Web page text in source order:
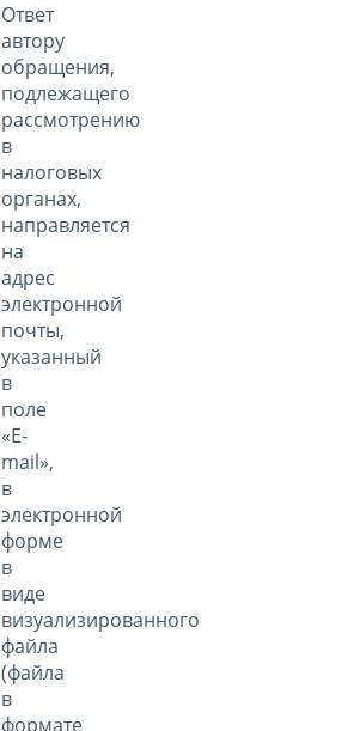
Ответ
автору
обращения,
подлежащего
рассмотрению
в
налоговых
органах,
направляется
на
адрес
электронной
почты,
указанный
в
поле
«E-
mail»,
в
электронной
форме
в
виде
визуализированного
файла
(файла
в
формате